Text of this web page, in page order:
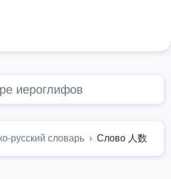
русский словарь Слово 人数